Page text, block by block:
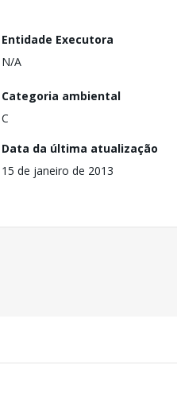
Entidade Executora
N/A
Categoria ambiental
C
Data da última atualização
15 de janeiro de 2013